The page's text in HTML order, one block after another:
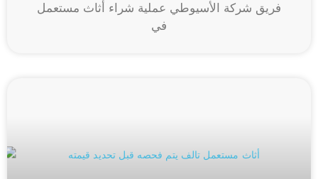
فريق شركة الأسيوطي عملية شراء أثاث مستعمل
في